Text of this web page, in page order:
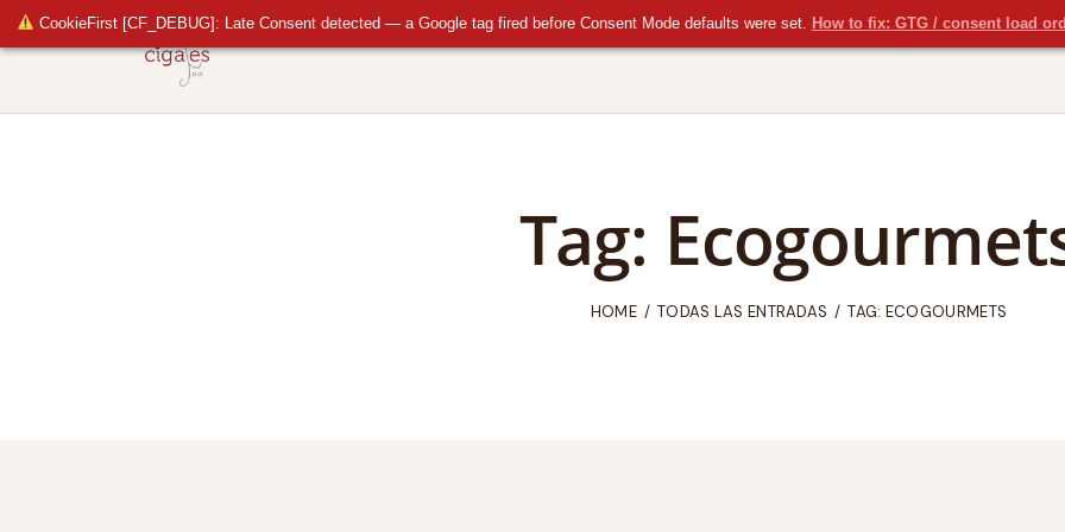
CookieFirst [CF_DEBUG]: Late Consent detected — a Google tag fired before Consent Mode defaults were set. How to fix: GTG / consent load
Tag:
HOME TODAS LAS ENTRADAS TAG: ECOGOURMETS